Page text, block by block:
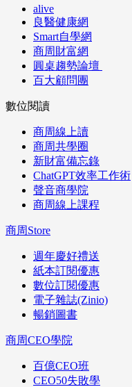
alive
良醫健康網
Smart自學網
商周財富網
圓桌趨勢論壇
百大顧問團
數位閱讀
商周線上讀
商周共學圈
新財富備忘錄
ChatGPT效率工作術
聲音商學院
商周線上課程
商周Store
週年慶好禮送
紙本訂閱優惠
數位訂閱優惠
電子雜誌(Zinio)
暢銷圖書
商周CEO學院
百億CEO班
CEO50失敗學